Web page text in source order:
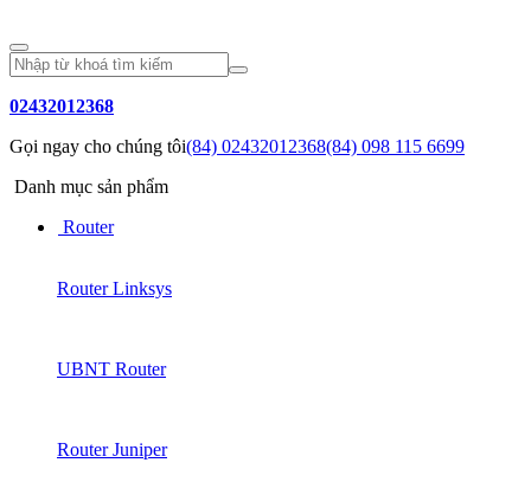
02432012368
Gọi ngay cho chúng tôi(84) 02432012368(84) 098 115 6699
Danh mục sản phẩm
Router
Router Linksys
UBNT Router
Router Juniper